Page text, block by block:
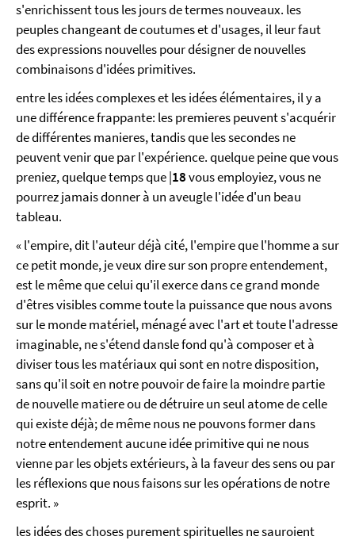
s'enrichissent tous les jours de termes nouveaux. les
peuples changeant de coutumes et d'usages, il leur faut
des expressions nouvelles pour désigner de nouvelles
combinaisons d'idées primitives.
entre les idées complexes et les idées élémentaires, il y a
une différence frappante: les premieres peuvent s'acquérir
de différentes manieres, tandis que les secondes ne
peuvent venir que par l'expérience. quelque peine que vous
preniez, quelque temps que |18vous employiez, vous ne
pourrez jamais donner à un aveugle l'idée d'un beau
tableau.
« l'empire, dit l'auteur déjà cité, l'empire que l'homme a sur
ce petit monde, je veux dire sur son propre entendement,
est le même que celui qu'il exerce dans ce grand monde
d'êtres visibles comme toute la puissance que nous avons
sur le monde matériel, ménagé avec l'art et toute l'adresse
imaginable, ne s'étend dansle fond qu'à composer et à
diviser tous les matériaux qui sont en notre disposition,
sans qu'il soit en notre pouvoir de faire la moindre partie
de nouvelle matiere ou de détruire un seul atome de celle
qui existe déjà; de même nous ne pouvons former dans
notre entendement aucune idée primitive qui ne nous
vienne par les objets extérieurs, à la faveur des sens ou par
les réflexions que nous faisons sur les opérations de notre
esprit. »
les idées des choses purement spirituelles ne sauroient